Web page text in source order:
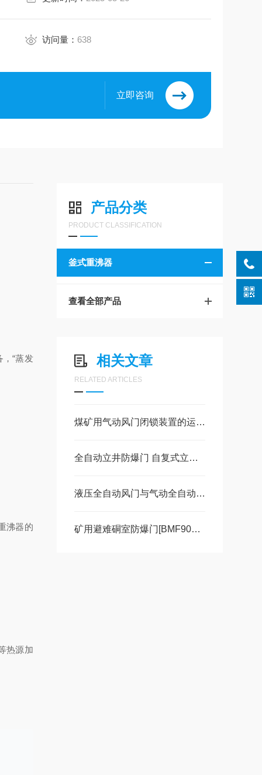
访问量： 638
立即咨询
产品分类
PRODUCT CLASSIFICATION
釜式重沸器
查看全部产品
相关文章
RELATED ARTICLES
煤矿用气动风门闭锁装置的运行关键点
全自动立井防爆门 自复式立井防爆门存在问题及改正
液压全自动风门与气动全自动风门区别
矿用避难硐室防爆门[BMF900*1800]
“蒸发
沸器的
热源加